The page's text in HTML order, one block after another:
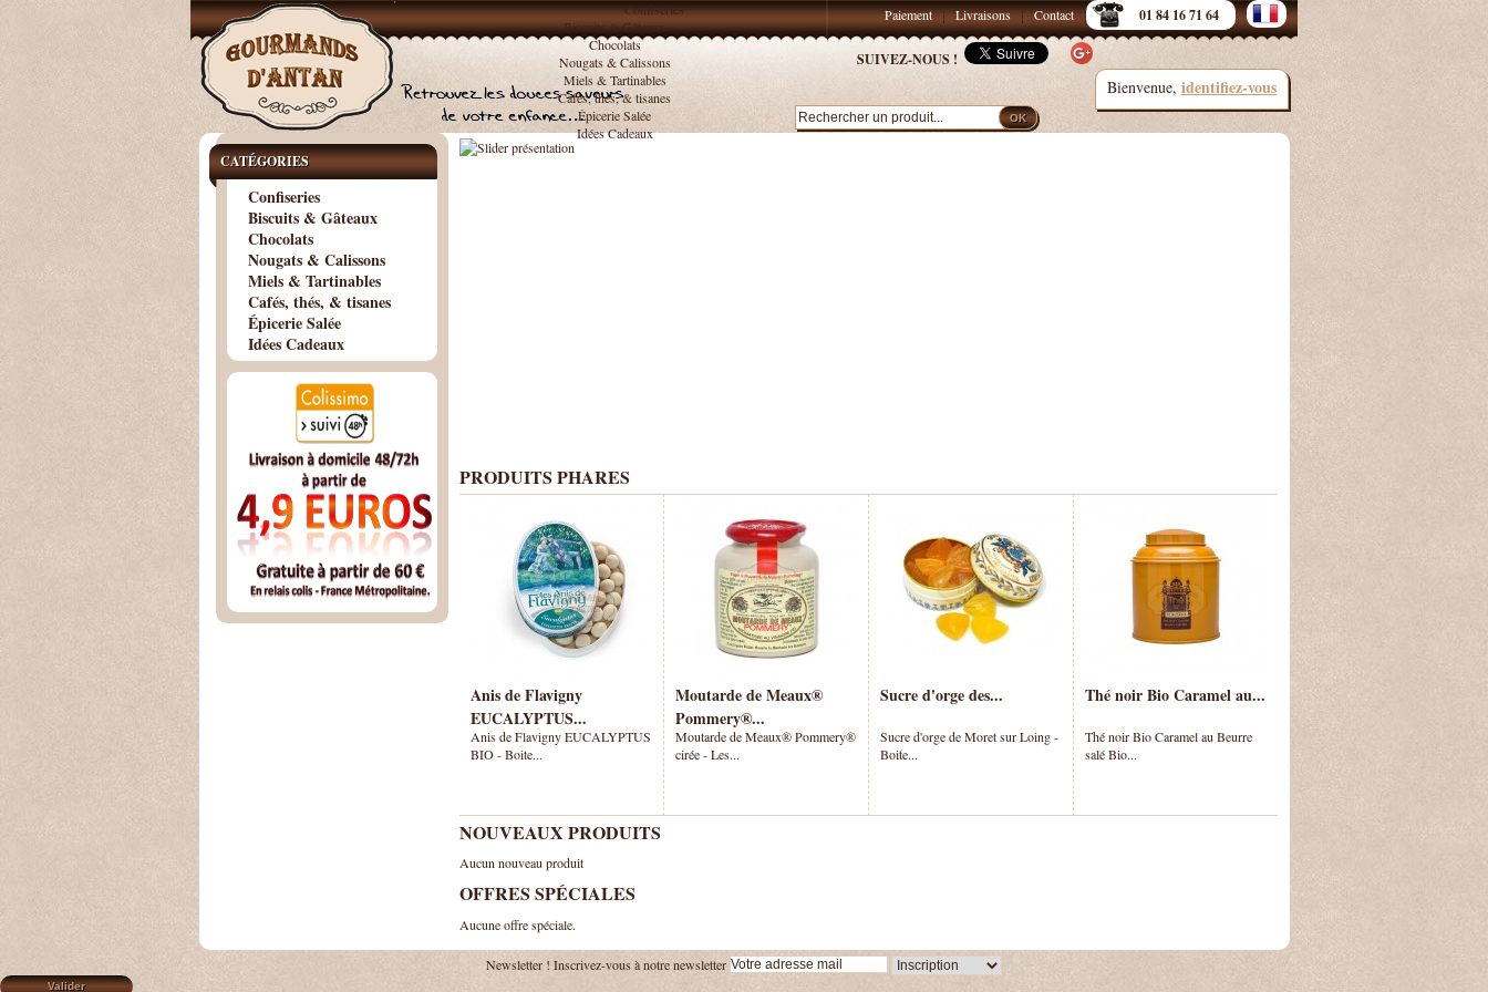
Paiement Livraisons Contact 01 84 16 71 64
SUIVEZ-NOUS !
Bienvenue, identifiez-vous
Confiseries
Biscuits & Gâteaux
Chocolats
Nougats & Calissons
Miels & Tartinables
Cafés, thés, & tisanes
Épicerie Salée
Idées Cadeaux
CATÉGORIES
Confiseries
Biscuits & Gâteaux
Chocolats
Nougats & Calissons
Miels & Tartinables
Cafés, thés, & tisanes
Épicerie Salée
Idées Cadeaux
PRODUITS PHARES
Anis de Flavigny
EUCALYPTUS...
Anis de Flavigny EUCALYPTUS
BIO - Boite...
Moutarde de Meaux®
Pommery®...
Moutarde de Meaux® Pommery®
cirée - Les...
Sucre d'orge des...
Sucre d'orge de Moret sur Loing -
Boite...
Thé noir Bio Caramel au...
Thé noir Bio Caramel au Beurre
salé Bio...
NOUVEAUX PRODUITS
Aucun nouveau produit
OFFRES SPÉCIALES
Aucune offre spéciale.
Newsletter ! Inscrivez-vous à notre newsletter